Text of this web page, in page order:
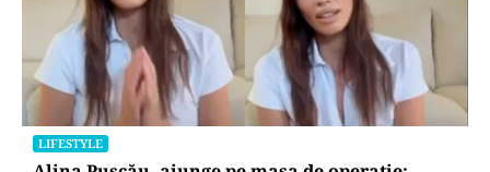
LIFESTYLE